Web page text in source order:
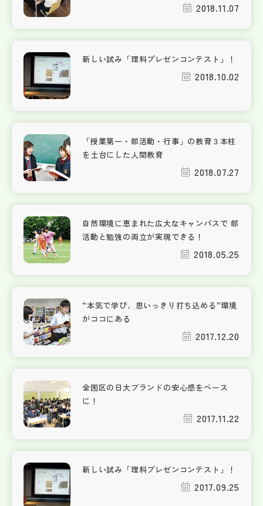
2018.11.07
新しい試み「理科プレゼンコンテスト」！
2018.10.02
「授業第一・部活動・行事」の教育３本柱
を土台にした人間教育
2018.07.27
自然環境に恵まれた広大なキャンパスで 部
活動と勉強の両立が実現できる！
2018.05.25
“本気で学び、思いっきり打ち込める”環境
がココにある
2017.12.20
全国区の日大ブランドの安心感をベース
に！
2017.11.22
新しい試み「理科プレゼンコンテスト」！
2017.09.25